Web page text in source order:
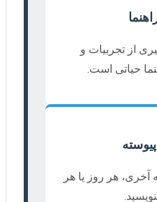
از تجربیات و
حیاتی است.
هر روز یا هر